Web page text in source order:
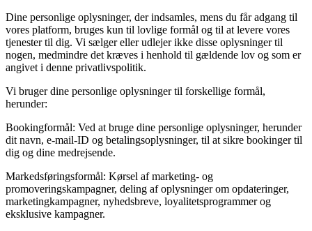
Dine personlige oplysninger, der indsamles, mens du får adgang til
vores platform, bruges kun til lovlige formål og til at levere vores
tjenester til dig. Vi sælger eller udlejer ikke disse oplysninger til
nogen, medmindre det kræves i henhold til gældende lov og som er
angivet i denne privatlivspolitik.
Vi bruger dine personlige oplysninger til forskellige formål,
herunder:
Bookingformål: Ved at bruge dine personlige oplysninger, herunder
dit navn, e-mail-ID og betalingsoplysninger, til at sikre bookinger til
dig og dine medrejsende.
Markedsføringsformål: Kørsel af marketing- og
promoveringskampagner, deling af oplysninger om opdateringer,
marketingkampagner, nyhedsbreve, loyalitetsprogrammer og
eksklusive kampagner.